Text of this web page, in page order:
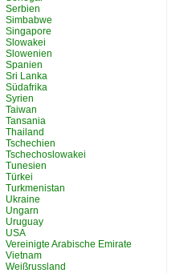
Serbien
Simbabwe
Singapore
Slowakei
Slowenien
Spanien
Sri Lanka
Südafrika
Syrien
Taiwan
Tansania
Thailand
Tschechien
Tschechoslowakei
Tunesien
Türkei
Turkmenistan
Ukraine
Ungarn
Uruguay
USA
Vereinigte Arabische Emirate
Vietnam
Weißrussland